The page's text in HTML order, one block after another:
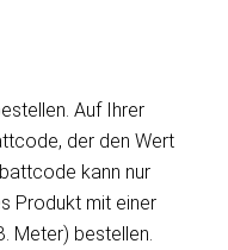
Auf Ihrer
der den Wert
kann nur
Produkt mit einer
Meter) bestellen.